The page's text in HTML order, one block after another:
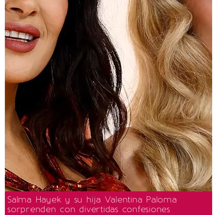
Salma Hayek y su hija Valentina Paloma
sorprenden con divertidas confesiones